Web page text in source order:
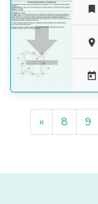




« 8 9